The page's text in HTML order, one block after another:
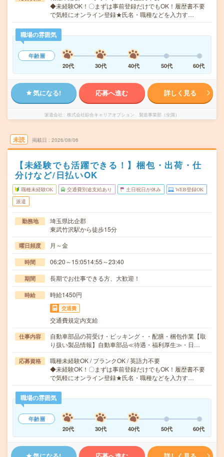
◆未経験OK！〇まずは事前登録だけでもOK！履歴書不要
で気軽にオンライン登録★氏名・職種などを入力す…
職場の雰囲気
年齢層
20代
30代 40代 50代 60代
気になる! 応募へ進む 詳しく見る
派遣会社 株式会社綜合キャリアオプション 製造事業部（全国）
未読 掲載日 2026/08/06
【未経験でも活躍できる！】梱包・出荷・仕
分けなど/日払いOK
職種未経験OK 交通費別途支給あり 土日祝日が休み WEB登録OK
派遣
勤務地
埼玉県比企郡
東武竹沢駅から徒歩15分
曜日頻度 月～金
時間 06:20～15:0514:55～23:40
期間 長期でお仕事できる方、大歓迎！
時給 時給1450円
交通費
交通費規定内支給
仕事内容
自動車部品の荷受け・ピッキング・・配膳・梱包作業【取
り扱い製品情報】自動車部品≪待遇・福利厚生≫・日…
応募資格
職種未経験OK / ブランクOK / 英語力不要
◆未経験OK！〇まずは事前登録だけでもOK！履歴書不要
で気軽にオンライン登録★氏名・職種などを入力す…
職場の雰囲気
年齢層
20代
30代 40代 50代 60代